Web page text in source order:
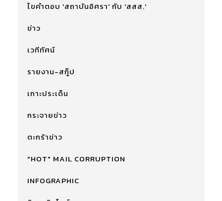
ไขคำตอบ 'สถาบันอิศรา' กับ 'สสส.'
ข่าว
เวทีทัศน์
รายงาน-สกู๊ป
เกาะประเด็น
กระจายข่าว
ตะกร้าข่าว
"HOT" MAIL CORRUPTION
INFOGRAPHIC